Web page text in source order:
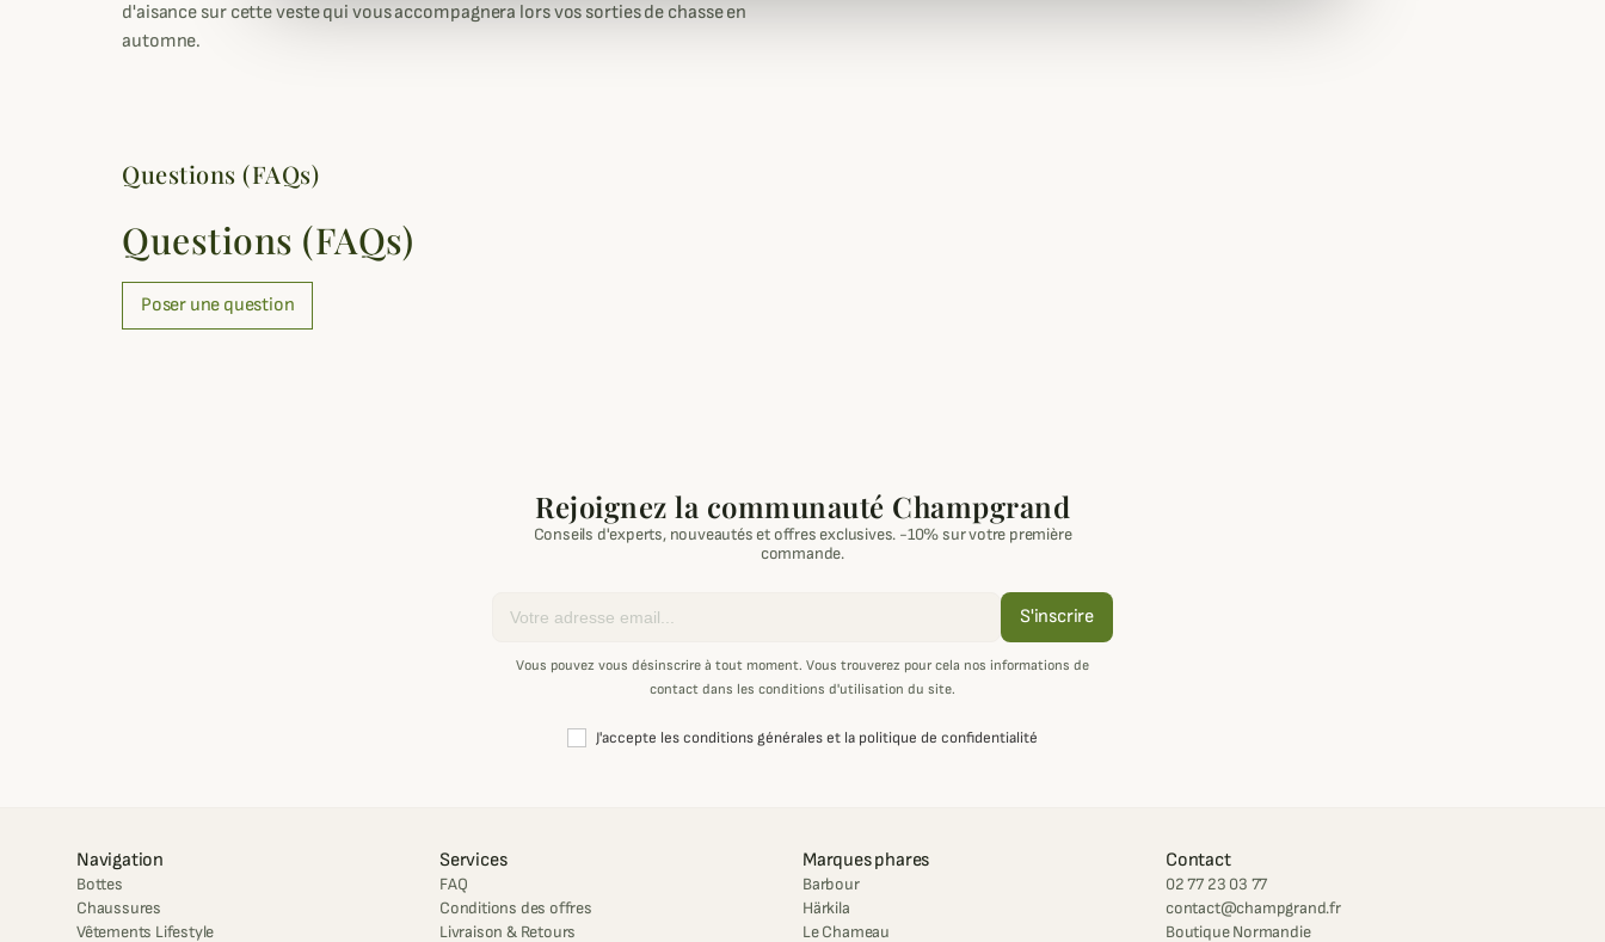
d'aisance sur cette veste qui vous accompagnera lors vos sorties de chasse en
automne.
Questions (FAQs)
Questions (FAQs)
Poser une question
Rejoignez la communauté Champgrand
Conseils d'experts, nouveautés et offres exclusives. -10% sur votre première
commande.
S'inscrire
Vous pouvez vous désinscrire à tout moment. Vous trouverez pour cela nos informations de
contact dans les conditions d'utilisation du site.
J'accepte les conditions générales et la politique de confidentialité
Navigation
Bottes
Chaussures
Vêtements Lifestyle
Services
FAQ
Conditions des offres
Livraison & Retours
Marques phares
Barbour
Härkila
Le Chameau
Contact
02 77 23 03 77
contact@champgrand.fr
Boutique Normandie